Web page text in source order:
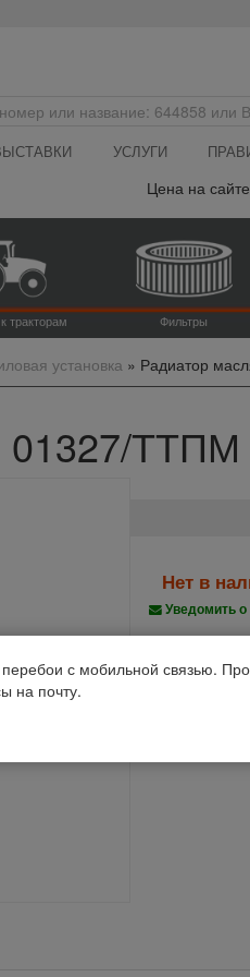
УСЛУГИ
Цена на сайте
тракторам Фильтры
установка» Радиатор
ТТПМ
Нет в
Уведомить
с мобильной связью.
на почту.